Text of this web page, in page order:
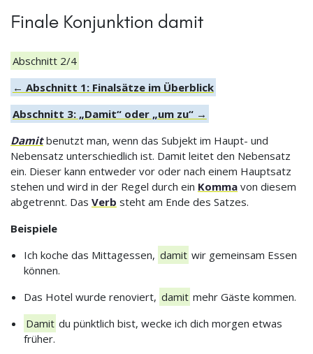
Finale Konjunktion damit
Abschnitt 2/4
← Abschnitt 1: Finalsätze im Überblick
Abschnitt 3: „Damit“ oder „um zu“ →
Damitbenutzt man, wenn das Subjekt im Haupt- und
Nebensatz unterschiedlich ist. Damit leitet den Nebensatz
ein. Dieser kann entweder vor oder nach einem Hauptsatz
stehen und wird in der Regel durch ein Komma von diesem
abgetrennt. Das Verb steht am Ende des Satzes.
Beispiele
Ich koche das Mittagessen, damit wir gemeinsam Essen
können.
Das Hotel wurde renoviert, damit mehr Gäste kommen.
Damit du pünktlich bist, wecke ich dich morgen etwas
früher.